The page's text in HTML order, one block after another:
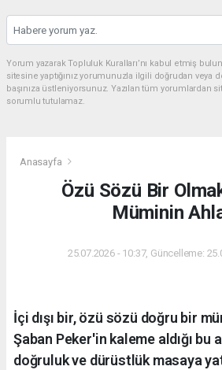
Yorum yazarak Topluluk Kuralları’nı kabul etmiş
sitesine yaptığınız yorumunuzla ilgili doğrudan veya
başınıza üstleniyorsunuz. Yazılan tüm yorumlardan
sorumlu tutulamaz.
Anasayfa
Özü Sözü Bir
Müminin
25.07.2026 - 10:37, Güncelleme:
İçi dışı bir, özü sözü doğru bir
Şaban Peker'in kaleme aldığı bu
doğruluk ve dürüstlük masaya